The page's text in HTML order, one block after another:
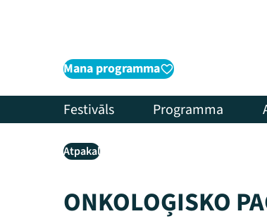
Mana programma
Festivāls Programma
Atpakaļ
ONKOLOĢISKO